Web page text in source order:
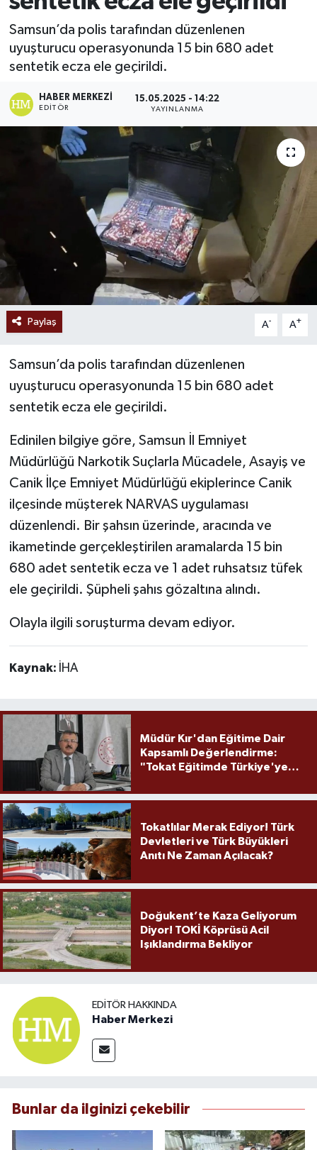
Samsun’da polis tarafından düzenlenen
uyuşturucu operasyonunda 15 bin 680 adet
sentetik ecza ele geçirildi.
HABER MERKEZI
EDITÖR
15.05.2025 - 14:22
YAYINLANMA
Paylaş A- A+
Samsun’da polis tarafından düzenlenen
uyuşturucu operasyonunda 15 bin 680 adet
sentetik ecza ele geçirildi.
Edinilen bilgiye göre, Samsun İl Emniyet
Müdürlüğü Narkotik Suçlarla Mücadele, Asayiş ve
Canik İlçe Emniyet Müdürlüğü ekiplerince Canik
ilçesinde müşterek NARVAS uygulaması
düzenlendi. Bir şahsın üzerinde, aracında ve
ikametinde gerçekleştirilen aramalarda 15 bin
680 adet sentetik ecza ve 1 adet ruhsatsız tüfek
ele geçirildi. Şüpheli şahıs gözaltına alındı.
Olayla ilgili soruşturma devam ediyor.
Kaynak: İHA
Müdür Kır'dan Eğitime Dair
Kapsamlı Değerlendirme:
"Tokat Eğitimde Türkiye'ye
Tokatlılar Merak Ediyor! Türk
Devletleri ve Türk Büyükleri
Anıtı Ne Zaman Açılacak?
Doğukent’te Kaza Geliyorum
Diyor! TOKİ Köprüsü Acil
Işıklandırma Bekliyor
EDITÖR HAKKINDA
Haber Merkezi
Bunlar da ilginizi çekebilir
Ekonomi
Sağlık
Tokat Haber